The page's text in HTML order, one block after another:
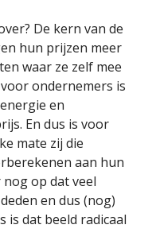
De kern van de
hun prijzen meer
waar ze zelf mee
ondernemers is
en
En dus is voor
mate zij die
aan hun
op dat veel
en dus (nog)
is dat beeld radicaal